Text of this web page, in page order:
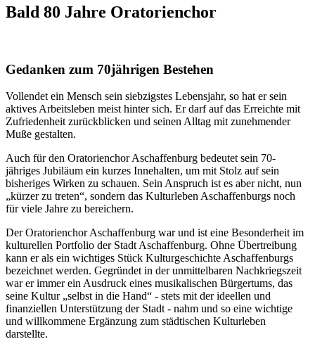
Bald 80 Jahre Oratorienchor
Gedanken zum 70jährigen Bestehen
Vollendet ein Mensch sein siebzigstes Lebensjahr, so hat er sein
aktives Arbeitsleben meist hinter sich. Er darf auf das Erreichte mit
Zufriedenheit zurückblicken und seinen Alltag mit zunehmender
Muße gestalten.
Auch für den Oratorienchor Aschaffenburg bedeutet sein 70-
jähriges Jubiläum ein kurzes Innehalten, um mit Stolz auf sein
bisheriges Wirken zu schauen. Sein Anspruch ist es aber nicht, nun
„kürzer zu treten“, sondern das Kulturleben Aschaffenburgs noch
für viele Jahre zu bereichern.
Der Oratorienchor Aschaffenburg war und ist eine Besonderheit im
kulturellen Portfolio der Stadt Aschaffenburg. Ohne Übertreibung
kann er als ein wichtiges Stück Kulturgeschichte Aschaffenburgs
bezeichnet werden. Gegründet in der unmittelbaren Nachkriegszeit
war er immer ein Ausdruck eines musikalischen Bürgertums, das
seine Kultur „selbst in die Hand“ - stets mit der ideellen und
finanziellen Unterstützung der Stadt - nahm und so eine wichtige
und willkommene Ergänzung zum städtischen Kulturleben
darstellte.